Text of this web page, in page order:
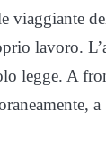
viaggiante
lavoro.
legge. A